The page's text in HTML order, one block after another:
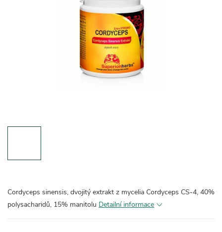
Cordyceps sinensis, dvojitý extrakt z mycelia Cordyceps CS-4, 40%
polysacharidů, 15% manitolu Detailní informace